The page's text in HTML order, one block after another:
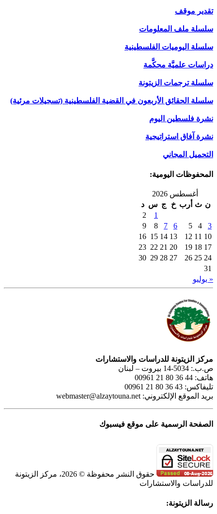
تقدير موقف
سلسلة ملف المعلومات
سلسلة اليوميات الفلسطينية
دراسات علميَّة محكَّمة
سلسلة ترجمات الزيتونة
سلسلة الحقائق الأربعون في القضية الفلسطينية (تسجيلات مرئية)
نشرة فلسطين اليوم
نشرة آفاق استراتيجية
التحميل المجاني
المحفوظات اليومية:
أغسطس 2026
ن ث أرب خ ج س د
1
2
3
4
5
6
7
8
9
10
11
12
13
14
15
16
17
18
19
20
21
22
23
24
25
26
27
28
29
30
31
« يوليو
مركز الزيتونة للدراسات والاستشارات
ص.ب.: 5034-14 بيروت – لبنان
هاتف: 44 36 80 21 00961
تليفاكس: 43 36 80 21 00961
بريد الموقع الإلكتروني: webmaster@alzaytouna.net
الصفحة الرسمية على موقع فيسبوك
حقوق النشر محفوظة © 2026، مركز الزيتونة
للدراسات والاستشارات
Toggle
رسالة الزيتونة: